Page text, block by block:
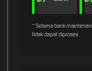
* Selama bank
tidak dapat diproses